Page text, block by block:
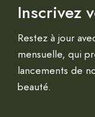
Inscrivez
Restez à jour
mensuelle, qui
lancements de
beauté.